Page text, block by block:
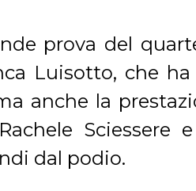
prova del
Luisotto, che
anche la
dal podio.